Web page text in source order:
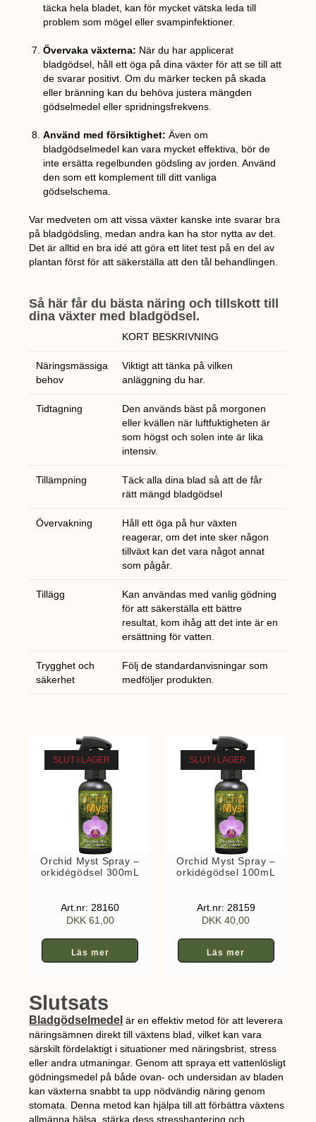
täcka hela bladet, kan för mycket vätska leda till
problem som mögel eller svampinfektioner.
Övervaka växterna: När du har applicerat
bladgödsel, håll ett öga på dina växter för att se till att
de svarar positivt. Om du märker tecken på skada
eller bränning kan du behöva justera mängden
gödselmedel eller spridningsfrekvens.
Använd med försiktighet: Även om
bladgödselmedel kan vara mycket effektiva, bör de
inte ersätta regelbunden gödsling av jorden. Använd
den som ett komplement till ditt vanliga
gödselschema.
Var medveten om att vissa växter kanske inte svarar bra
på bladgödsling, medan andra kan ha stor nytta av det.
Det är alltid en bra idé att göra ett litet test på en del av
plantan först för att säkerställa att den tål behandlingen.
Så här får du bästa näring och tillskott till
dina växter med bladgödsel.
KORT BESKRIVNING
Näringsmässiga
behov
Viktigt att tänka på vilken
anläggning du har.
Tidtagning
Den används bäst på morgonen
eller kvällen när luftfuktigheten är
som högst och solen inte är lika
intensiv.
Tillämpning
Täck alla dina blad så att de får
rätt mängd bladgödsel
Övervakning
Håll ett öga på hur växten
reagerar, om det inte sker någon
tillväxt kan det vara något annat
som pågår.
Tillägg
Kan användas med vanlig gödning
för att säkerställa ett bättre
resultat, kom ihåg att det inte är en
ersättning för vatten.
Trygghet och
säkerhet
Följ de standardanvisningar som
medföljer produkten.
SLUT I LAGER
Orchid Myst Spray –
orkidégödsel 300mL
Art.nr: 28160
DKK61,00
Läs mer
SLUT I LAGER
Orchid Myst Spray –
orkidégödsel 100mL
Art.nr: 28159
DKK 40,00
Läs mer
Slutsats
Bladgödselmedel är en effektiv metod för att leverera
näringsämnen direkt till växtens blad, vilket kan vara
särskilt fördelaktigt i situationer med näringsbrist, stress
eller andra utmaningar. Genom att spraya ett vattenlösligt
gödningsmedel på både ovan- och undersidan av bladen
kan växterna snabbt ta upp nödvändig näring genom
stomata. Denna metod kan hjälpa till att förbättra växtens
allmänna hälsa, stärka dess stresshantering och